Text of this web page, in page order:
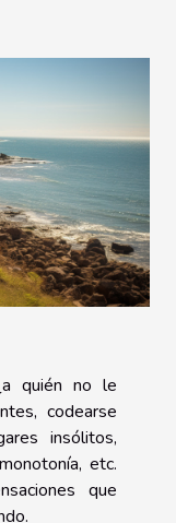
quién no le
codearse
insólitos,
etc.
que